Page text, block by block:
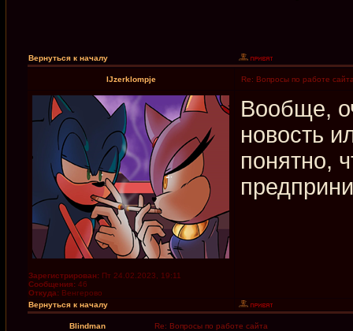
Вернуться к началу
IJzerklompje Re: Вопросы по работе
Зарегистрирован: Пт 24.02.2023, 19:11
Сообщения: 46
Откуда: Венгерово
Вообще,
новость
понятно,
Вернуться к началу
Blindman Re: Вопросы по работе сайта